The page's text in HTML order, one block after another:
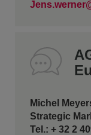
Michel
Strategic
Tel.: + 32 2